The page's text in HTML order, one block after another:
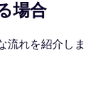
場合
流れを紹介しま